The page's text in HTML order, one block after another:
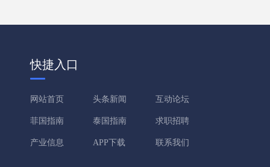
快捷入口
网站首页 头条新闻 互动论坛
菲国指南 泰国指南 求职招聘
产业信息 APP下载 联系我们